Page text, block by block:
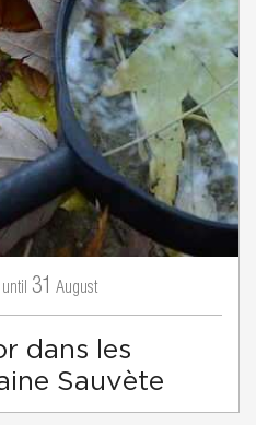
until 31 August
dans les
Sauvète